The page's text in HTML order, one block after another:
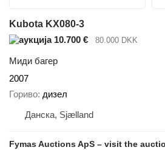
Kubota KX080-3
10.700 €
80.000 DKK
Миди багер
2007
Гориво дизел
Данска, Sjælland